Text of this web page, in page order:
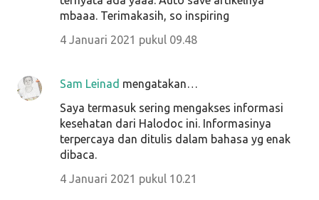
mbaaa. Terimakasih, so inspiring
4 Januari 2021 pukul 09.48
Sam Leinad mengatakan…
Saya termasuk sering mengakses informasi
kesehatan dari Halodoc ini. Informasinya
terpercaya dan ditulis dalam bahasa yg enak
dibaca.
4 Januari 2021 pukul 10.21